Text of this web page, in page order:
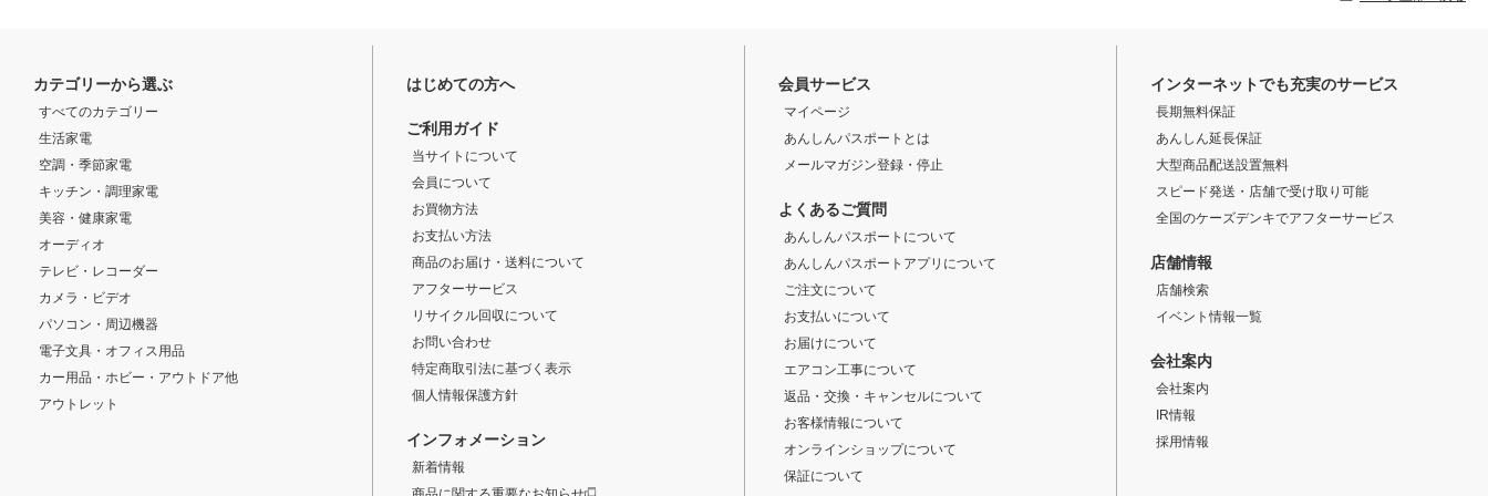
カテゴリーから選ぶ
すべてのカテゴリー
生活家電
空調・季節家電
キッチン・調理家電
美容・健康家電
オーディオ
テレビ・レコーダー
カメラ・ビデオ
パソコン・周辺機器
電子文具・オフィス用品
カー用品・ホビー・アウトドア他
アウトレット
はじめての方へ
ご利用ガイド
当サイトについて
会員について
お買物方法
お支払い方法
商品のお届け・送料について
アフターサービス
リサイクル回収について
お問い合わせ
特定商取引法に基づく表示
個人情報保護方針
インフォメーション
新着情報
会員サービス
マイページ
あんしんパスポートとは
メールマガジン登録・停止
よくあるご質問
あんしんパスポートについて
あんしんパスポートアプリについて
ご注文について
お支払いについて
お届けについて
エアコン工事について
返品・交換・キャンセルについて
お客様情報について
オンラインショップについて
保証について
インターネットでも充実のサービス
長期無料保証
あんしん延長保証
大型商品配送設置無料
スピード発送・店舗で受け取り可能
全国のケーズデンキでアフターサービス
店舗情報
店舗検索
イベント情報一覧
会社案内
会社案内
IR情報
採用情報